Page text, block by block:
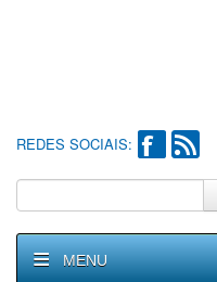
REDES SOCIAIS:
MENU